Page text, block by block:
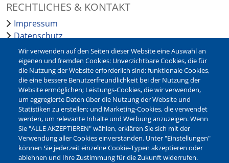
RECHTLICHES & KONTAKT
Impressum
Datenschutz
Barrierefreiheit
Leichte Sprache
Bankverbindungen
Pressestelle
Kontakt
NEWSLETTER
Jetzt die verschiedenen Newsletter der Stadt Waltrop
abonnieren:
Wir verwenden auf den Seiten dieser Website eine Auswahl an
eigenen und fremden Cookies: Unverzichtbare Cookies, die für
die Nutzung der Website erforderlich sind; funktionale Cookies,
die eine bessere Benutzerfreundlichkeit bei der Nutzung der
Website ermöglichen; Leistungs-Cookies, die wir verwenden,
um aggregierte Daten über die Nutzung der Website und
Statistiken zu erstellen; und Marketing-Cookies, die verwendet
werden, um relevante Inhalte und Werbung anzuzeigen. Wenn
Sie "ALLE AKZEPTIEREN" wählen, erklären Sie sich mit der
Verwendung aller Cookies einverstanden. Unter "Einstellungen"
können Sie jederzeit einzelne Cookie-Typen akzeptieren oder
ablehnen und Ihre Zustimmung für die Zukunft widerrufen.